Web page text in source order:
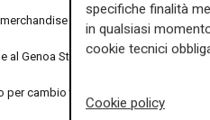
per iscritti a My Genoa con
al Genoa Store di Piazza Banchi a
cambio titolarità utilizzatore
specifiche finalità
in qualsiasi
cookie tecnici
Cookie policy